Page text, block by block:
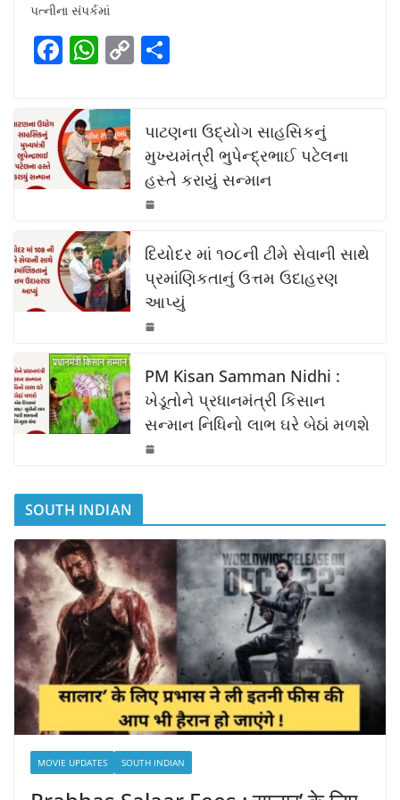
e
b
o
k
s
A
p
Li
n
પત્નીના સંપર્કમાં
F
c
e
b
o
o
k
W
at
s
A
p
p
C
y
Li
n
k
e
પાટણના ઉદ્યોગ સાહસિકનું
મુખ્યમંત્રી ભુપેન્દ્રભાઈ પટેલના
હસ્તે કરાયું સન્માન
દિયોદર માં ૧૦૮ની ટીમે સેવાની સાથે
પ્રમાંણિકતાનું ઉત્તમ ઉદાહરણ
આપ્યું
PM Kisan Samman Nidhi :
ખેડૂતોને પ્રધાનમંત્રી કિસાન
સન્માન નિધિનો લાભ ઘરે બેઠાં મળશે
SOUTH INDIAN
MOVIE UPDATES SOUTH INDIAN